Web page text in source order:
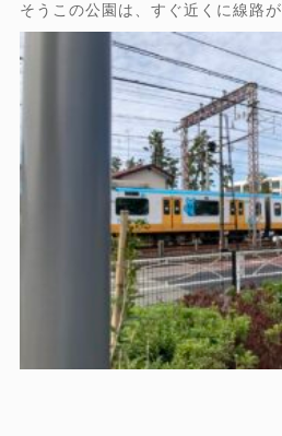
そうこの公園は、すぐ近くに線路が